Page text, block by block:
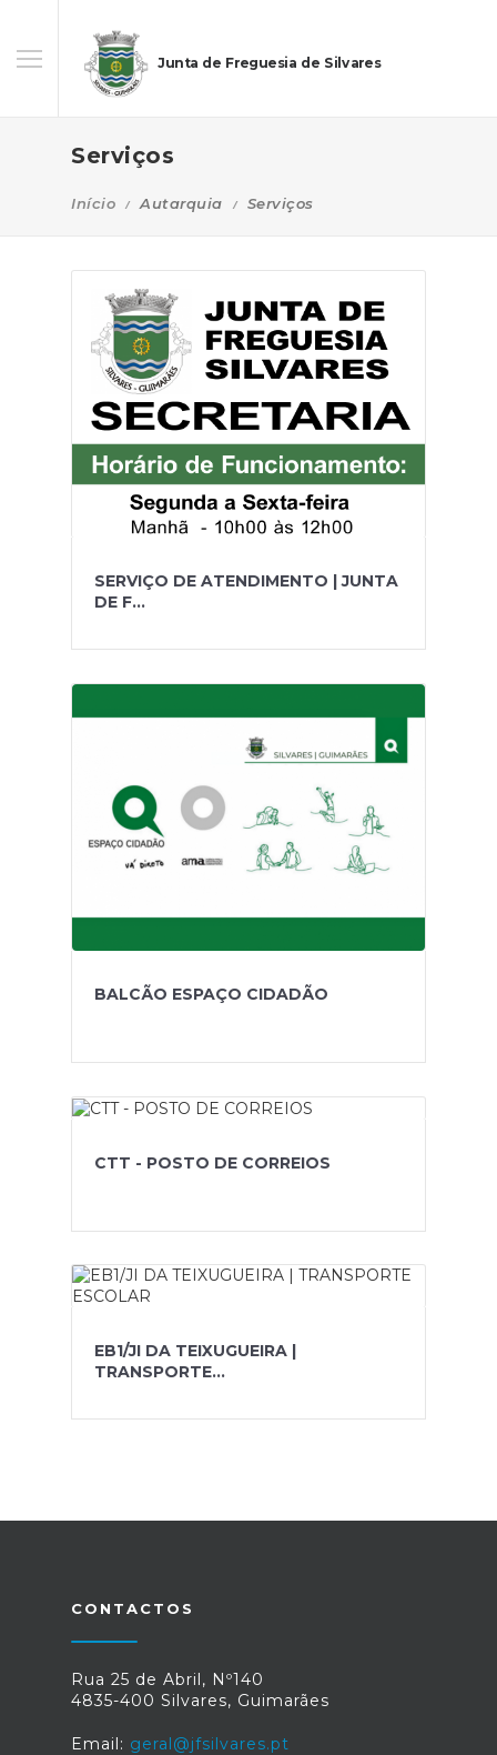
Junta de Freguesia de Silvares
Serviços
Início Autarquia Serviços
SERVIÇO DE ATENDIMENTO | JUNTA
DE F...
BALCÃO ESPAÇO CIDADÃO
CTT - POSTO DE CORREIOS
EB1/JI DA TEIXUGUEIRA |
TRANSPORTE...
CONTACTOS
Rua 25 de Abril, Nº140
4835-400 Silvares, Guimarães
Email: geral@jfsilvares.pt